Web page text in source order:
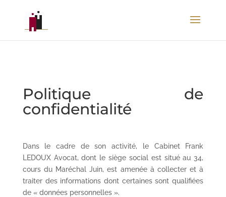
Politique de
confidentialité
Dans le cadre de son activité, le Cabinet Frank
LEDOUX Avocat, dont le siège social est situé au 34,
cours du Maréchal Juin, est amenée à collecter et à
traiter des informations dont certaines sont qualifiées
de « données personnelles ».